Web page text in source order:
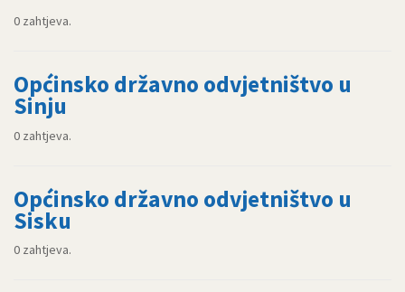
0 zahtjeva.
Općinsko državno odvjetništvo u
Sinju
0 zahtjeva.
Općinsko državno odvjetništvo u
Sisku
0 zahtjeva.